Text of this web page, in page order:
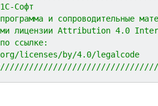
Софт
и сопроводительные
лицензии Attribution 4.0
ссылке:
licenses/by/4.0/legalcode